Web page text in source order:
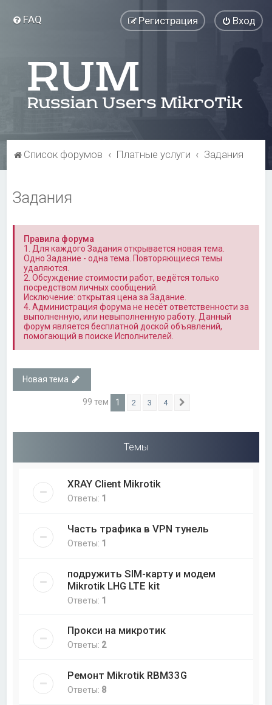
FAQ Вход
Регистрация
Список форумов Платные услуги Задания
Задания
Правила форума
1. Для каждого Задания открывается новая тема.
Одно Задание - одна тема. Повторяющиеся темы
удаляются.
2. Обсуждение стоимости работ, ведётся только
посредством личных сообщений.
Исключение: открытая цена за Задание.
4. Администрация форума не несёт ответственности за
выполненную, или невыполненную работу. Данный
форум является бесплатной доской объявлений,
помогающий в поиске Исполнителей.
Новая тема
99 тем 1 2 3 4
Темы
XRAY Client Mikrotik
Ответы: 1
Часть трафика в VPN тунель
Ответы: 1
подружить SIM-карту и модем
Mikrotik LHG LTE kit
Ответы: 1
Прокси на микротик
Ответы: 2
Ремонт Mikrotik RBM33G
Ответы: 8